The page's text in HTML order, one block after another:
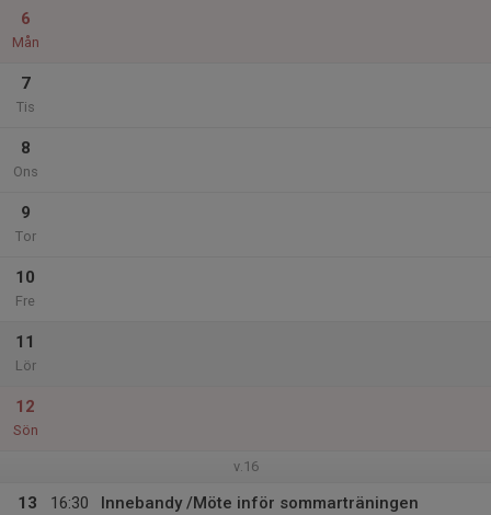
6
Mån
7
Tis
8
Ons
9
Tor
10
Fre
11
Lör
12
Sön
v.16
13
16:30
Innebandy /Möte inför sommarträningen